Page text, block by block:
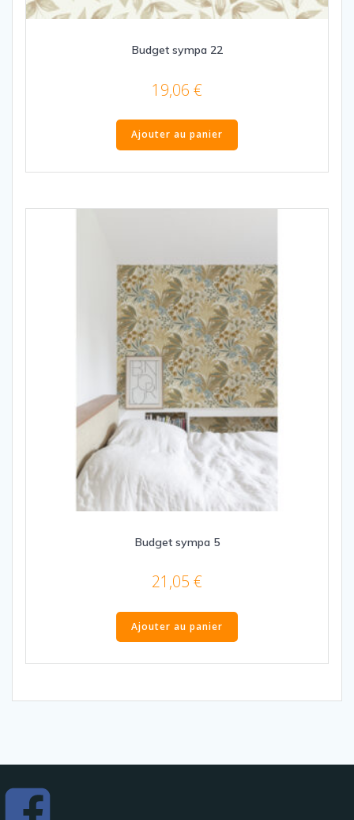
Budget sympa 22
19,06 €
Ajouter au panier
Budget sympa 5
21,05 €
Ajouter au panier